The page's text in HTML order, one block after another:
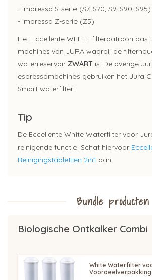
- Impressa S-serie (S7, S70, S9, S90, S95)
- Impressa Z-serie (Z5)
Het Eccellente WHITE-filterpatroon
machines van JURA waarbij de
waterreservoir ZWART is. De overige
espressomachines gebruiken het Jura
Smart waterfilter.
Tip
De Eccellente White Waterfilter voor
reinigende functie. Schaf hiervoor
Reinigingstabletten 2in1 aan.
Bundle producten
Biologische Ontkalker Combi
White Waterfilter
Voordeelverpakking